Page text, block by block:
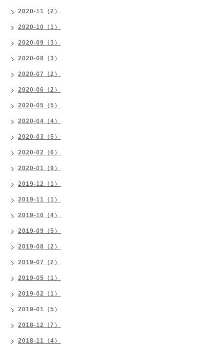
2020-11（2）
2020-10（1）
2020-09（3）
2020-08（3）
2020-07（2）
2020-06（2）
2020-05（5）
2020-04（4）
2020-03（5）
2020-02（6）
2020-01（9）
2019-12（1）
2019-11（1）
2019-10（4）
2019-09（5）
2019-08（2）
2019-07（2）
2019-05（1）
2019-02（1）
2019-01（5）
2018-12（7）
2018-11（4）